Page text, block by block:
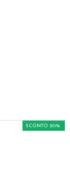
SCONTO 20%